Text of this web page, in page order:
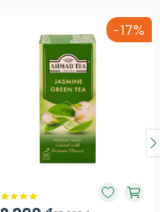
-17%